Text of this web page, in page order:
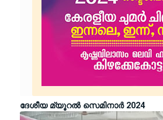
ദേശീയ മ്യൂറല്‍ സെമിനാര്‍ 2024